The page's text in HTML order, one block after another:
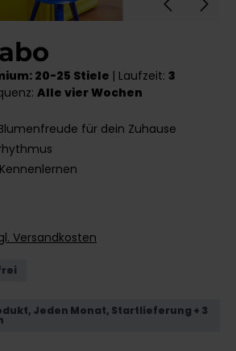
20-25 Stiele | Laufzeit: 3
Alle vier Wochen
für dein Zuhause
Versandkosten
Jeden Monat, Startlieferung + 3